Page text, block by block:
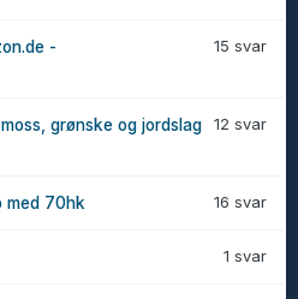
15 svar
-
12 svar
grønske og jordslag
16 svar
med 70hk
1 svar